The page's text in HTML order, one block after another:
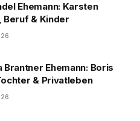
Ehemann: Karsten
Beruf & Kinder
Brantner Ehemann: Boris
& Privatleben